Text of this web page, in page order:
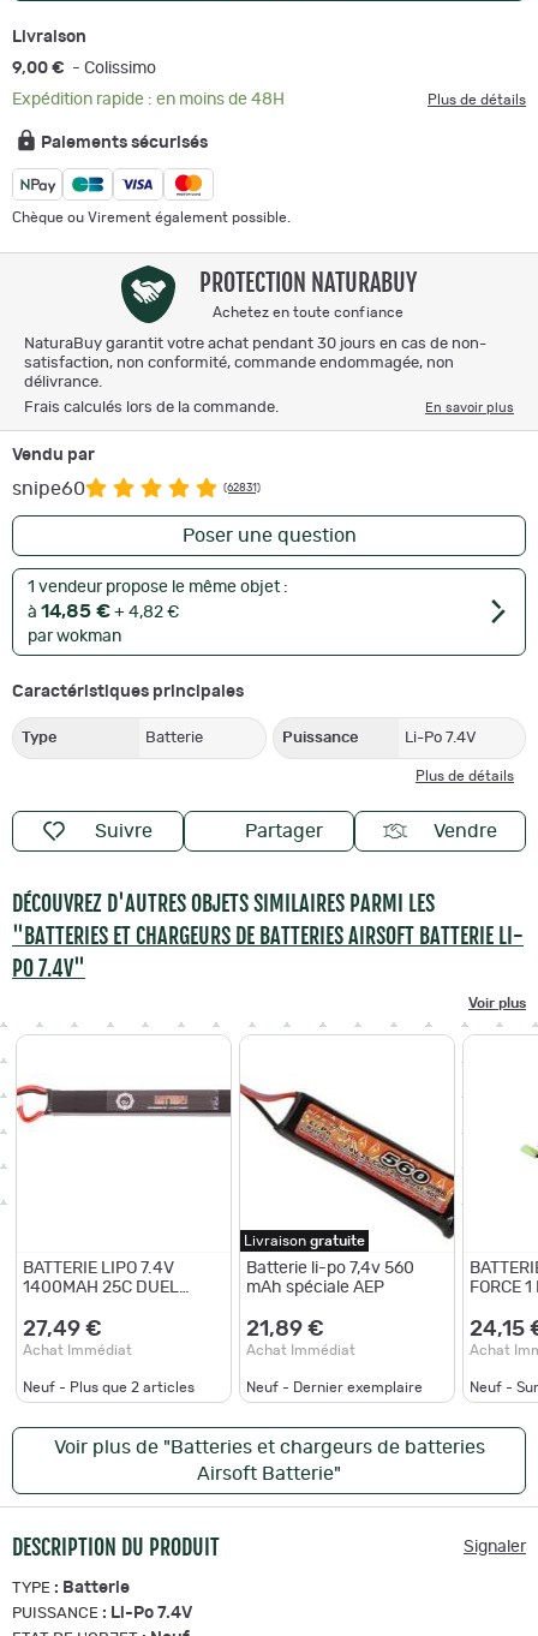
Livraison
9,00 € - Colissimo
Expédition rapide : en moins de 48H
Plus de détails
Paiements sécurisés
Chèque ou Virement également possible.
PROTECTION NATURABUY
Achetez en toute confiance
NaturaBuy garantit votre achat pendant 30 jours en cas de non-
satisfaction, non conformité, commande endommagée, non
délivrance.
Frais calculés lors de la commande.
En savoir plus
Vendu par
snipe60 (62831)
Poser une question
1 vendeur propose le même objet :
à 14,85 € + 4,82 €
par wokman
Caractéristiques principales
Type Batterie Puissance Li-Po 7.4V
Plus de détails
Suivre Partager Vendre
DÉCOUVREZ D'AUTRES OBJETS SIMILAIRES PARMI LES
"BATTERIES ET CHARGEURS DE BATTERIES AIRSOFT BATTERIE LI-
PO 7.4V"
Voir plus
BATTERIE LIPO 7.4V
1400MAH 25C DUEL
27,49 €
Achat Immédiat
Neuf - Plus que 2 articles
Livraison gratuite
Batterie li-po 7,4v 560
mAh spéciale AEP
21,89 €
Achat Immédiat
Neuf - Dernier exemplaire
FORCE
24,15
Achat
Neuf -
Voir plus de "Batteries et chargeurs de batteries
Airsoft Batterie"
DESCRIPTION DU PRODUIT Signaler
TYPE : Batterie
PUISSANCE : Li-Po 7.4V